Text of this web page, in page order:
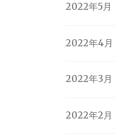
2022年5月
2022年4月
2022年3月
2022年2月